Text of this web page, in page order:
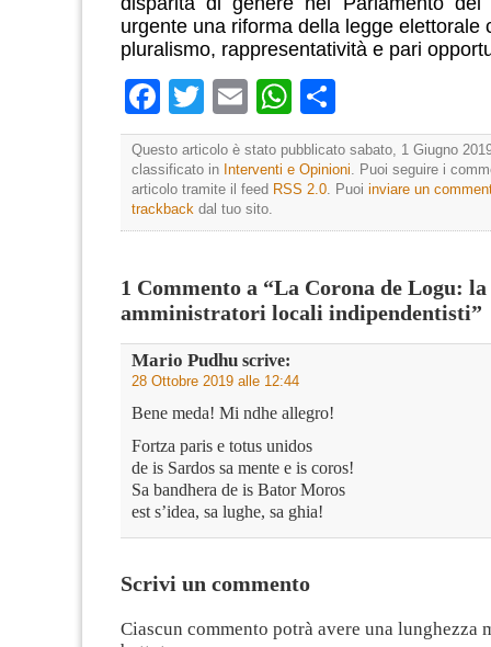
urgente una riforma della legge elettorale
pluralismo, rappresentatività e pari
Facebook
TwitterEmailWhatsApp
Questo articolo è stato pubblicato sabato, 1 Giugno
classificato in Interventi e Opinioni. Puoi seguire i
articolo tramite il feed RSS 2.0. Puoi inviare un
trackback dal tuo sito.
1 Commento a “La Corona de Logu: la
amministratori locali indipendentisti”
Mario Pudhu scrive:
28 Ottobre 2019 alle 12:44
Bene meda! Mi ndhe allegro!
Fortza paris e totus unidos
de is Sardos sa mente e is coros!
Sa bandhera de is Bator Moros
est s’idea, sa lughe, sa ghia!
Scrivi un commento
Ciascun commento potrà avere una lunghezza